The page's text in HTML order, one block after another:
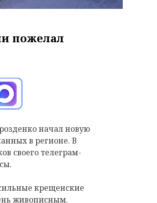
пожелал
начал новую
в регионе. В
своего телеграм-
крещенские
живописным.